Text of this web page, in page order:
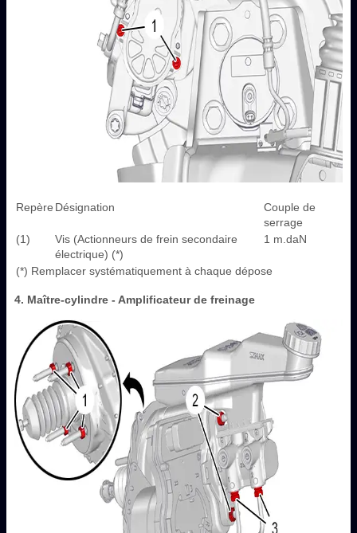
Repère Désignation
Couple de
serrage
(1)
Vis (Actionneurs de frein secondaire
électrique) (*)
1 m.daN
(*) Remplacer systématiquement à chaque dépose
4. Maître-cylindre - Amplificateur de freinage